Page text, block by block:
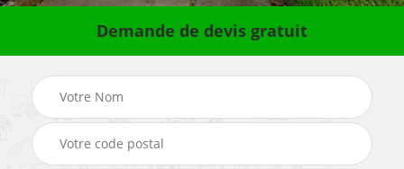
Demande de devis gratuit